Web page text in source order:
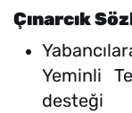
Çınarcık
Yeminli
desteği